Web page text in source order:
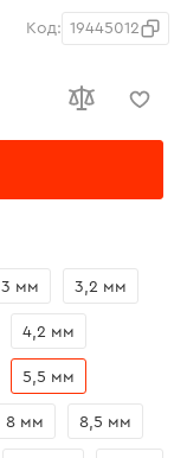
Код: 19445012
3 мм 3,2 мм
4,2 мм
5,5 мм
8 мм 8,5 мм